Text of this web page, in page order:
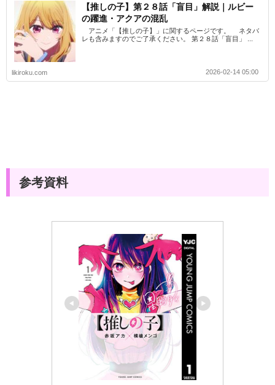
【推しの子】第２８話「盲目」解説｜ルビー
の躍進・アクアの混乱
アニメ「【推しの子】」に関するページです。 ネタバ
レも含みますのでご了承ください。 第２８話「盲目」 ...
likiroku.com 2026-02-14 05:00
参考資料